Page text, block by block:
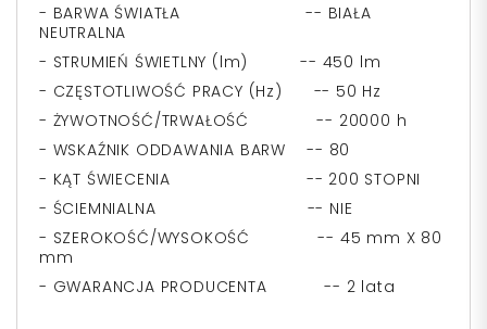
- BARWA ŚWIATŁA -- BIAŁA
NEUTRALNA
- STRUMIEŃ ŚWIETLNY (lm) -- 450 lm
- CZĘSTOTLIWOŚĆ PRACY (Hz) -- 50 Hz
- ŻYWOTNOŚĆ/TRWAŁOŚĆ -- 20000 h
- WSKAŹNIK ODDAWANIA BARW -- 80
- KĄT ŚWIECENIA -- 200 STOPNI
- ŚCIEMNIALNA -- NIE
- SZEROKOŚĆ/WYSOKOŚĆ -- 45 mm X 80
mm
- GWARANCJA PRODUCENTA -- 2 lata